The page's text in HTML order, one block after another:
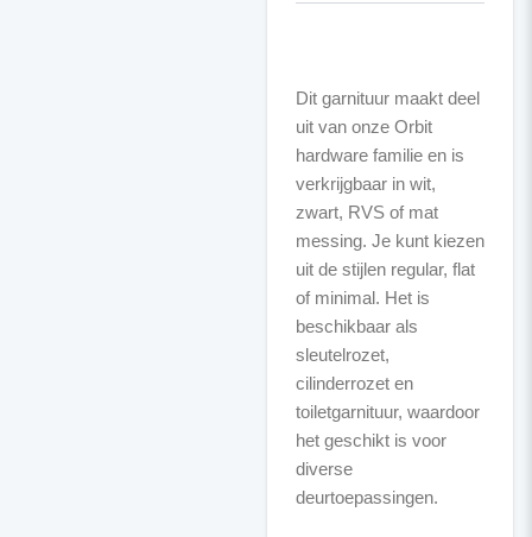
Dit garnituur maakt deel
uit van onze Orbit
hardware familie en is
verkrijgbaar in wit,
zwart, RVS of mat
messing. Je kunt kiezen
uit de stijlen regular, flat
of minimal. Het is
beschikbaar als
sleutelrozet,
cilinderrozet en
toiletgarnituur, waardoor
het geschikt is voor
diverse
deurtoepassingen.